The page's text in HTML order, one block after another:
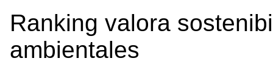
Ranking valora
ambientales